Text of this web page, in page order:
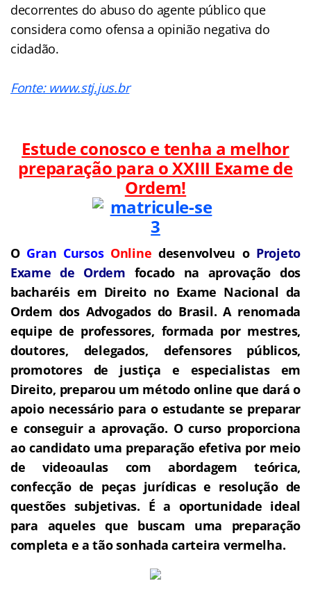
decorrentes do abuso do agente público que
considera como ofensa a opinião negativa do
cidadão.
Fonte: www.stj.jus.br
Estude conosco e tenha a melhor
preparação para oXXIII Exame de
Ordem!
O Gran Cursos Online desenvolveu o Projeto
Exame de Ordem focado na aprovação dos
bacharéis em Direito no Exame Nacional da
Ordem dos Advogados do Brasil. A renomada
equipe de professores, formada por mestres,
doutores, delegados, defensores públicos,
promotores de justiça e especialistas em
Direito, preparou um método online que dará o
apoio necessário para o estudante se preparar
e conseguir a aprovação. O curso proporciona
ao candidato uma preparação efetiva por meio
de videoaulas com abordagem teórica,
confecção de peças jurídicas e resolução de
questões subjetivas. É a oportunidade ideal
para aqueles que buscam uma preparação
completa e a tão sonhada carteira vermelha.